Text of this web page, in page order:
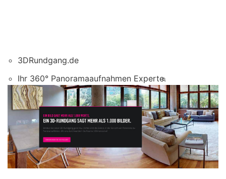
3DRundgang.de
Ihr 360° Panoramaaufnahmen Experte.